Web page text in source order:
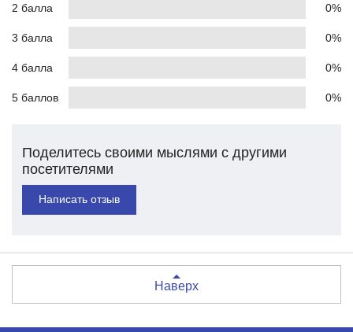
2 балла 0%
3 балла 0%
4 балла 0%
5 баллов 0%
Поделитесь своими мыслями с другими
посетителями
Написать отзыв
Наверх